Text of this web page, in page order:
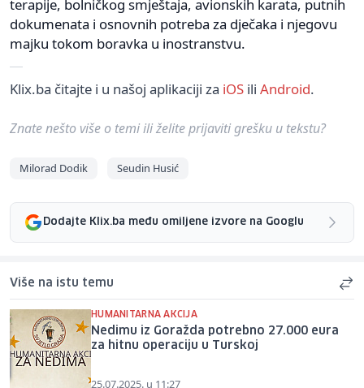
terapije, bolničkog smještaja, avionskih karata, putnih
dokumenata i osnovnih potreba za dječaka i njegovu
majku tokom boravka u inostranstvu.
Klix.ba čitajte i u našoj aplikaciji za iOS ili Android.
Znate nešto više o temi ili želite prijaviti grešku u tekstu?
Milorad Dodik Seudin Husić
Dodajte Klix.ba među omiljene izvore na Googlu
Više na istu temu
HUMANITARNA AKCIJA
Nedimu iz Goražda potrebno 27.000 eura
za hitnu operaciju u Turskoj
25.07.2025. u 11:27